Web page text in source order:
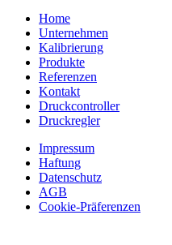
Home
Unternehmen
Kalibrierung
Produkte
Referenzen
Kontakt
Druckcontroller
Druckregler
Impressum
Haftung
Datenschutz
AGB
Cookie-Präferenzen